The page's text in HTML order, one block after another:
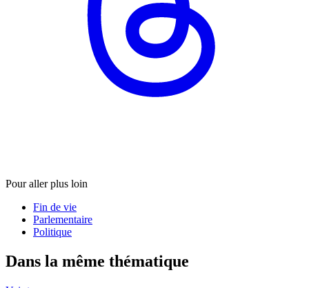
Pour aller plus loin
Fin de vie
Parlementaire
Politique
Dans la même thématique